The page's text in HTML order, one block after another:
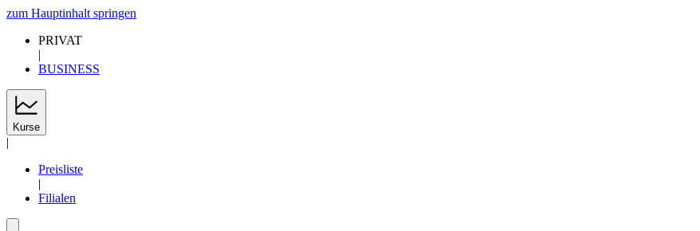
zum Hauptinhalt springen
PRIVAT
|
BUSINESS
Kurse
|
Preisliste
|
Filialen